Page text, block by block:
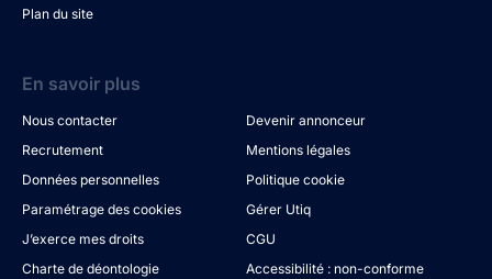
Plan du site
En savoir plus
Nous contacter
Devenir annonceur
Recrutement
Mentions légales
Données personnelles
Politique cookie
Paramétrage des cookies
Gérer Utiq
J’exerce mes droits
CGU
Charte de déontologie
Accessibilité : non-conforme